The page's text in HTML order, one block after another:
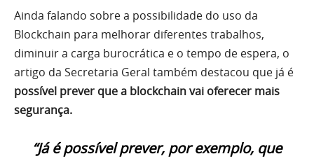
Ainda falando sobre a possibilidade do uso da
Blockchain para melhorar diferentes trabalhos,
diminuir a carga burocrática e o tempo de espera, o
artigo da Secretaria Geral também destacou que já é
possível prever que a blockchain vai oferecer mais
segurança.
“Já é possível prever, por exemplo, que